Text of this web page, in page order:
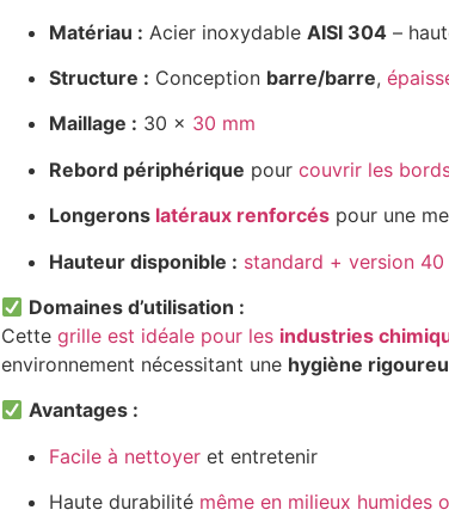
Matériau : Acier inoxydable AISI 304–
Structure : Conception barre/barre,
Maillage : 30 x 30 mm
Rebord périphérique pour couvrir les
Longerons latéraux renforcéspour une
Hauteur disponible : standard + version 40
Domaines d’utilisation :
Cette grille est idéale pour les industries
environnement nécessitant une hygiène
Avantages :
Facile à nettoyeret entretenir
Haute durabilité même en milieux humides